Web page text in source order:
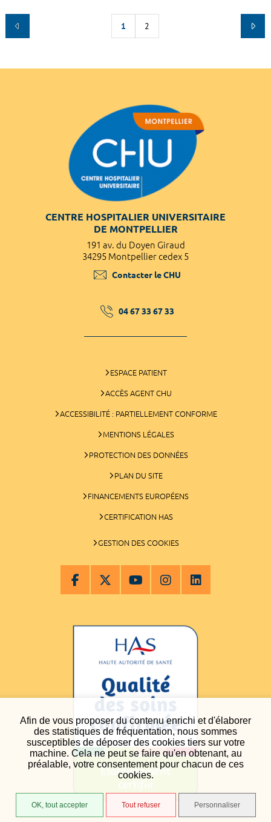
Afin de vous proposer du contenu enrichi et d'élaborer
des statistiques de fréquentation, nous sommes
susceptibles de déposer des cookies tiers sur votre
machine. Cela ne peut se faire qu'en obtenant, au
préalable, votre consentement pour chacun de ces
cookies.
OK, tout accepter Tout refuser Personnaliser
1 2
CENTRE HOSPITALIER UNIVERSITAIRE
DE MONTPELLIER
191 av. du Doyen Giraud
34295 Montpellier cedex 5
Contacter le CHU
04 67 33 67 33
ESPACE PATIENT
ACCÈS AGENT CHU
ACCESSIBILITÉ : PARTIELLEMENT CONFORME
MENTIONS LÉGALES
PROTECTION DES DONNÉES
PLAN DU SITE
FINANCEMENTS EUROPÉENS
CERTIFICATION HAS
GESTION DES COOKIES